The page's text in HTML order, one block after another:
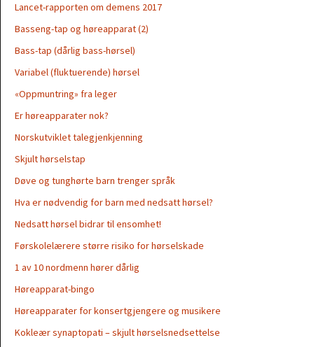
Lancet-rapporten om demens 2017
Basseng-tap og høreapparat (2)
Bass-tap (dårlig bass-hørsel)
Variabel (fluktuerende) hørsel
«Oppmuntring» fra leger
Er høreapparater nok?
Norskutviklet talegjenkjenning
Skjult hørselstap
Døve og tunghørte barn trenger språk
Hva er nødvendig for barn med nedsatt hørsel?
Nedsatt hørsel bidrar til ensomhet!
Førskolelærere større risiko for hørselskade
1 av 10 nordmenn hører dårlig
Høreapparat-bingo
Høreapparater for konsertgjengere og musikere
Kokleær synaptopati – skjult hørselsnedsettelse